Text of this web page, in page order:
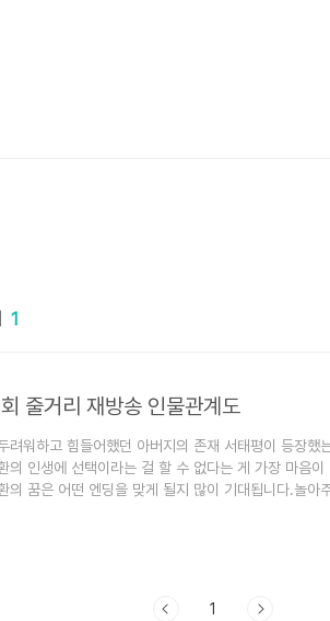
1
줄거리 재방송 인물관계도
려워하고 힘들어했던 아버지의 존재 서태평이 등장했
의 인생에 선택이라는 걸 할 수 없다는 게 가장 마음이
의 꿈은 어떤 엔딩을 맞게 될지 많이 기대됩니다.놀아
자 16회 지환은 병원에게 가게 되고 현우검사, 사슴
1